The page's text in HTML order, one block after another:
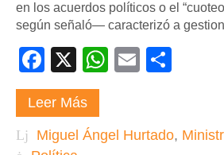
en los acuerdos políticos o el
según señaló— caracterizó a
Facebook
X WhatsApp
Email
Leer Más
Miguel Ángel Hurtado,